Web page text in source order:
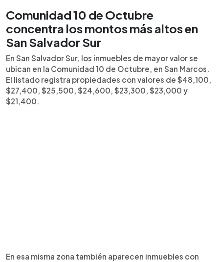
Comunidad 10 de Octubre
concentra los montos más altos en
San Salvador Sur
En San Salvador Sur, los inmuebles de mayor valor se
ubican en la Comunidad 10 de Octubre, en San Marcos.
El listado registra propiedades con valores de $48,100,
$27,400, $25,500, $24,600, $23,300, $23,000 y
$21,400.
En esa misma zona también aparecen inmuebles con